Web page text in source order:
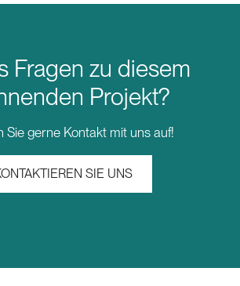
Fragen zu diesem
Projekt?
Sie gerne Kontakt mit uns auf!
SIE UNS